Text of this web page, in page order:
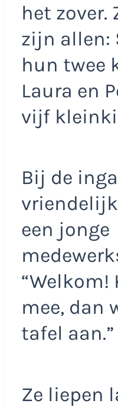
het zover.
zijn allen:
hun twee
Laura en
vijf
Bij de
een jonge
“Welkom!
mee, dan
tafel aan.”
Ze liepen